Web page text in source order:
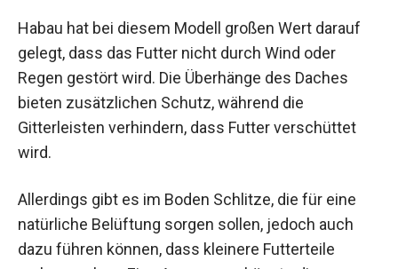
Habau hat bei diesem Modell großen Wert darauf
gelegt, dass das Futter nicht durch Wind oder
Regen gestört wird. Die Überhänge des Daches
bieten zusätzlichen Schutz, während die
Gitterleisten verhindern, dass Futter verschüttet
wird.
Allerdings gibt es im Boden Schlitze, die für eine
natürliche Belüftung sorgen sollen, jedoch auch
dazu führen können, dass kleinere Futterteile